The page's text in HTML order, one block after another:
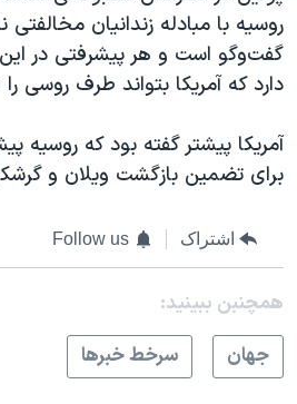
روسیه با مبادله زندانیان مخالفتی
گفت‌وگو است و هر پیشرفتی در
دارد که آمریکا بتواند طرف روسی
آمریکا پیشتر گفته بود که روسیه
برای تضمین بازگشت ویلان و
اشتراک Follow us
همچنبن ببینید:
جهان
سرخط خبرها